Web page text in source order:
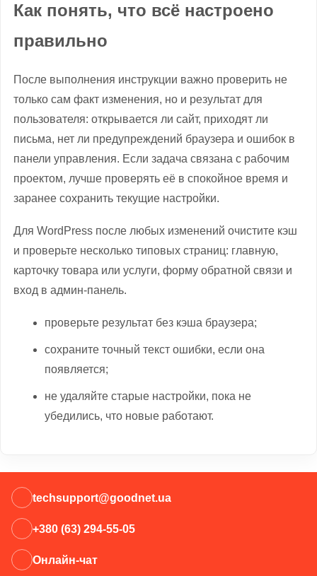
Как понять, что всё настроено
правильно
После выполнения инструкции важно проверить не
только сам факт изменения, но и результат для
пользователя: открывается ли сайт, приходят ли
письма, нет ли предупреждений браузера и ошибок в
панели управления. Если задача связана с рабочим
проектом, лучше проверять её в спокойное время и
заранее сохранить текущие настройки.
Для WordPress после любых изменений очистите кэш
и проверьте несколько типовых страниц: главную,
карточку товара или услуги, форму обратной связи и
вход в админ-панель.
проверьте результат без кэша браузера;
сохраните точный текст ошибки, если она
появляется;
не удаляйте старые настройки, пока не
убедились, что новые работают.
techsupport@goodnet.ua
+380 (63) 294-55-05
Онлайн-чат